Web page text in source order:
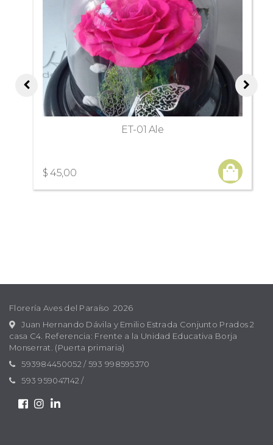
ET-01 Ale
$ 45,00
Florería Aves del Paraíso 2026
Juan Hernando Dávila y Emilio Estrada Conjunto Prados 2
casa C4. Referencia: Frente a la Unidad Educativa Borja
Monserrat. (Puerta primaria)
593984450052 /593 998595370
593 959047142 /